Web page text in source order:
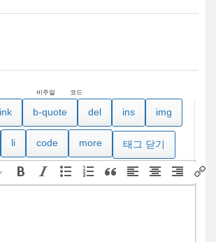
비주얼 코드